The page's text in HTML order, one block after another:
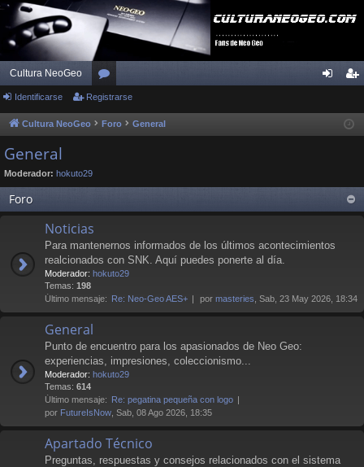
Cultura NeoGeo
or
os ist
e
Identificarse Registrarse
Cultura NeoGeo Foro General
General
Moderador: hokuto29
Foro
Noticias
Para mantenernos informados de los últimos acontecimientos
realcionados con SNK. Aquí puedes ponerte al día.
Moderador: hokuto29
Temas: 198
Último mensaje: Re: Neo-Geo AES+ por masteries , Sab, 23 May 2026, 18:34
General
Punto de encuentro para los apasionados de Neo Geo:
experiencias, impresiones, coleccionismo...
Moderador: hokuto29
Temas: 614
Último mensaje: Re: pegatina pequeña con logo
por FutureIsNow , Sab, 08 Ago 2026, 18:35
Apartado Técnico
Preguntas, respuestas y consejos relacionados con el sistema